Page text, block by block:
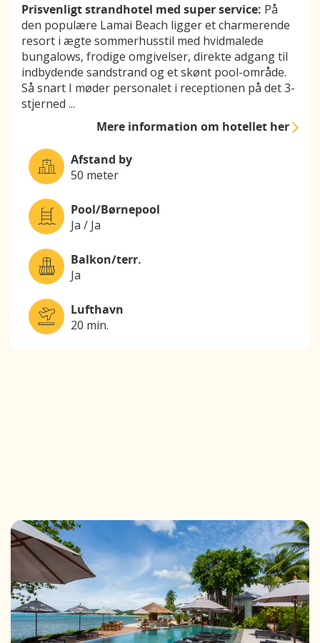
Prisvenligt strandhotel med super service: På
den populære Lamai Beach ligger et charmerende
resort i ægte sommerhusstil med hvidmalede
bungalows, frodige omgivelser, direkte adgang til
indbydende sandstrand og et skønt pool-område.
Så snart I møder personalet i receptionen på det 3-
stjerned ...
Mere informationom hotellet her
Afstand by
50 meter
Pool/Børnepool
Ja / Ja
Balkon/terr.
Ja
Lufthavn
20 min.